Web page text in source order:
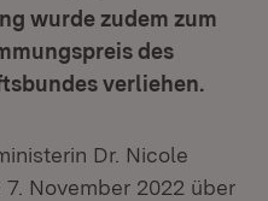
wurde zudem zum
des
verliehen.
Dr. Nicole
November 2022 über